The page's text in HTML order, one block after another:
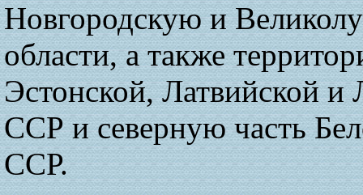
Новгородскую и
области, а также
Эстонской, Латвийской и
ССР и северную часть
ССР.